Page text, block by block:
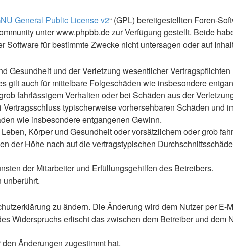
General Public License v2“ (GPL) bereitgestellten Foren-
unter www.phpbb.de zur Verfügung gestellt. Beide
für bestimmte Zwecke nicht untersagen oder auf
Gesundheit und der Verletzung wesentlicher
gilt auch für mittelbare Folgeschäden wie insbesondere
fahrlässigem Verhalten oder bei Schäden aus der
typischerweise vorhersehbaren Schäden und
wie insbesondere entgangenen Gewinn.
Körper und Gesundheit oder vorsätzlichem oder grob
der Höhe nach auf die vertragstypischen
der Mitarbeiter und Erfüllungsgehilfen des Betreibers.
zu ändern. Die Änderung wird dem Nutzer per E-
Widerspruchs erlischt das zwischen dem Betreiber und dem
Änderungen zugestimmt hat.